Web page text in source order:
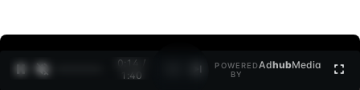
0:15 /
1:40
POWERED
BY
AdhubMedia